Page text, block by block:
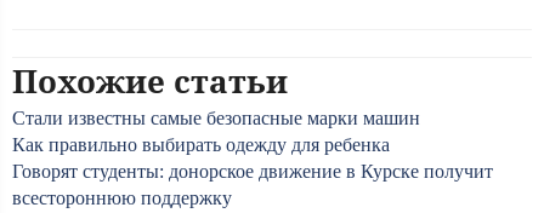
Похожие статьи
Стали известны самые безопасные марки машин
Как правильно выбирать одежду для ребенка
Говорят студенты: донорское движение в Курске получит
всестороннюю поддержку